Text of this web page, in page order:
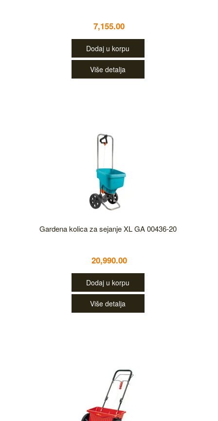
7,155.00
Dodaj u korpu
Više detalja
Gardena kolica za sejanje XL GA 00436-20
20,990.00
Dodaj u korpu
Više detalja